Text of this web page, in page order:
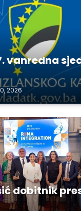
vanredna
2026
dobitnik